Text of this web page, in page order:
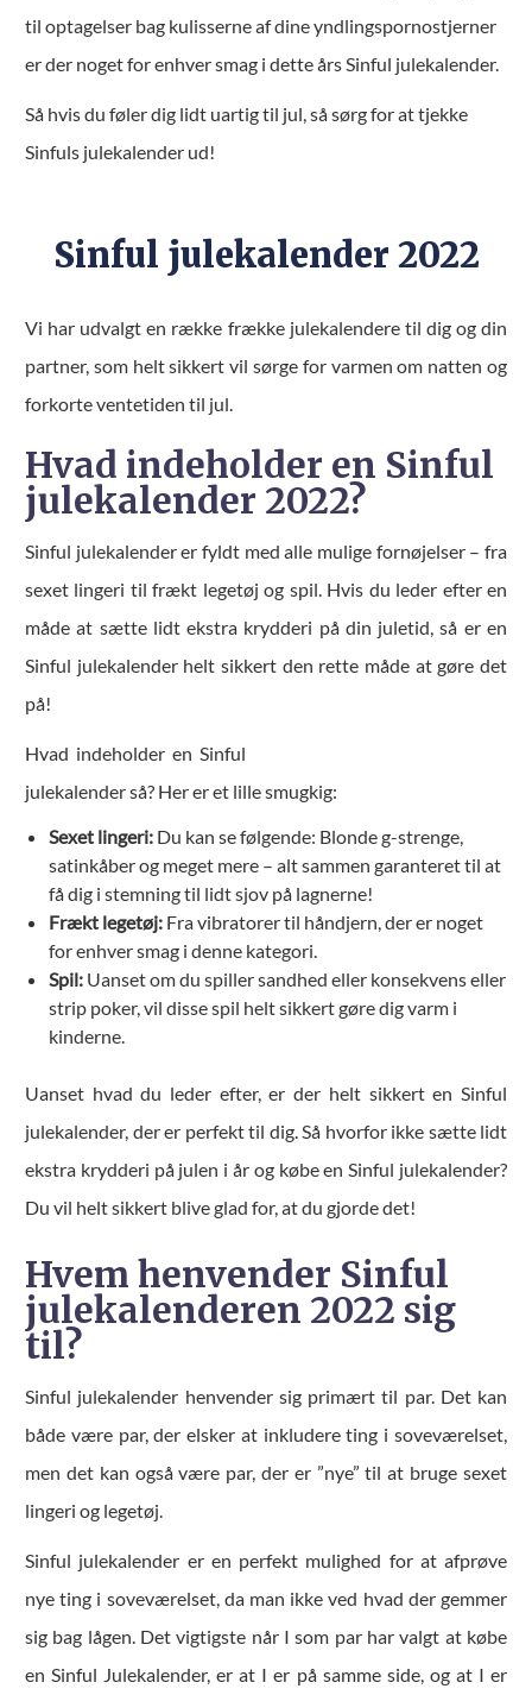
til optagelser bag kulisserne af dine yndlingspornostjerner
er der noget for enhver smag i dette års Sinful julekalender.
Så hvis du føler dig lidt uartig til jul, så sørg for at tjekke
Sinfuls julekalender ud!
Sinful julekalender 2022
Vi har udvalgt en række frække julekalendere til dig og din
partner, som helt sikkert vil sørge for varmen om natten og
forkorte ventetiden til jul.
Hvad indeholder en Sinful
julekalender 2022?
Sinful julekalender er fyldt med alle mulige fornøjelser – fra
sexet lingeri til frækt legetøj og spil. Hvis du leder efter en
måde at sætte lidt ekstra krydderi på din juletid, så er en
Sinful julekalender helt sikkert den rette måde at gøre det
på!
Hvad indeholder en Sinful
julekalender så? Her er et lille smugkig:
Sexet lingeri: Du kan se følgende: Blonde g-strenge,
satinkåber og meget mere – alt sammen garanteret til at
få dig i stemning til lidt sjov på lagnerne!
Frækt legetøj: Fra vibratorer til håndjern, der er noget
for enhver smag i denne kategori.
Spil: Uanset om du spiller sandhed eller konsekvens eller
strip poker, vil disse spil helt sikkert gøre dig varm i
kinderne.
Uanset hvad du leder efter, er der helt sikkert en Sinful
julekalender, der er perfekt til dig. Så hvorfor ikke sætte lidt
ekstra krydderi på julen i år og købe en Sinful julekalender?
Du vil helt sikkert blive glad for, at du gjorde det!
Hvem henvender Sinful
julekalenderen 2022 sig
til?
Sinful julekalender henvender sig primært til par. Det kan
både være par, der elsker at inkludere ting i soveværelset,
men det kan også være par, der er ”nye” til at bruge sexet
lingeri og legetøj.
Sinful julekalender er en perfekt mulighed for at afprøve
nye ting i soveværelset, da man ikke ved hvad der gemmer
sig bag lågen. Det vigtigste når I som par har valgt at købe
en Sinful Julekalender, er at I er på samme side, og at I er